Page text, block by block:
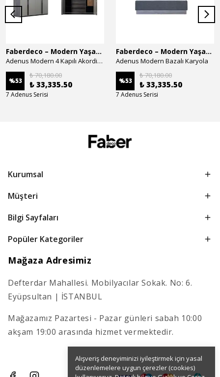
Alışveriş deneyiminizi iyileştirmek için yasal
düzenlemelere uygun çerezler (cookies)
Faberdeco – Modern Yaşam Alanları İçin Özel Tasarım Mobilyalar
Adenus Modern 4 Kapılı Akordion Dolap
%53
₺ 70,180.00
₺ 33,335.50
7 Adenus Serisi
Faberdeco – Modern Yaşam Alanları İçin Özel Tasarım Mobilyalar
Adenus Modern Bazalı Karyola
%53
₺ 70,180.00
₺ 33,335.50
7 Adenus Serisi
Kurumsal
Müşteri
Bilgi Sayfaları
Popüler Kategoriler
Mağaza Adresimiz
Defterdar Mahallesi. Mobilyacılar Sokak. No: 6.
Eyüpsultan | İSTANBUL
Mağazamız Pazartesi - Pazar günleri sabah 10:00
akşam 19:00 arasında hizmet vermektedir.